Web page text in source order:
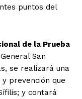
puntos del
de la Prueba
San
se realizará una
prevención que
y contará